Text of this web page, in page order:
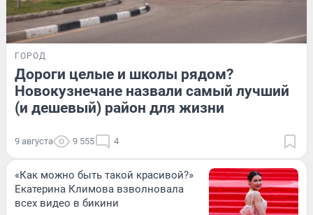
ГОРОД
Дороги целые и школы рядом?
Новокузнечане назвали самый лучший
(и дешевый) район для жизни
9 августа 9 555 4
«Как можно быть такой красивой?»
Екатерина Климова взволновала
всех видео в бикини